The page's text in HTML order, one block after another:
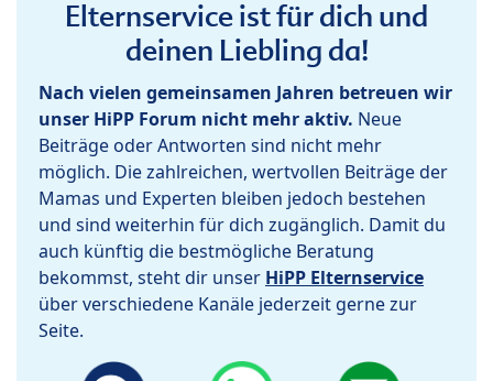
Elternservice ist für dich und
deinen Liebling da!
Nach vielen gemeinsamen Jahren betreuen wir
unser HiPP Forum nicht mehr aktiv. Neue
Beiträge oder Antworten sind nicht mehr
möglich. Die zahlreichen, wertvollen Beiträge der
Mamas und Experten bleiben jedoch bestehen
und sind weiterhin für dich zugänglich. Damit du
auch künftig die bestmögliche Beratung
bekommst, steht dir unser HiPP Elternservice
über verschiedene Kanäle jederzeit gerne zur
Seite.